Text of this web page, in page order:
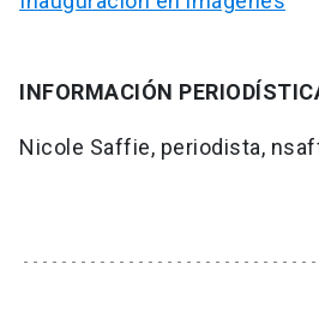
INFORMACIÓN
Nicole Saffie, periodista,